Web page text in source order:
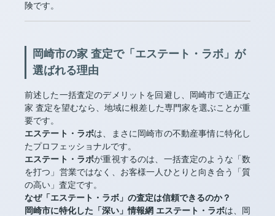
険です。
岡崎市の家 査定で「エステート・ラボ」が
選ばれる理由
前述した一括査定のデメリットを回避し、岡崎市で適正な
家 査定を望むなら、地域に根差した専門家を選ぶことが重
要です。
エステート・ラボは、まさに岡崎市の不動産事情に特化し
たプロフェッショナルです。
エステート・ラボが重視するのは、一括査定のような「数
を打つ」営業ではなく、お客様一人ひとりと向き合う「質
の高い」査定です。
なぜ「エステート・ラボ」の査定は信頼できるのか？
岡崎市に特化した「深い」情報網 エステート・ラボは、岡